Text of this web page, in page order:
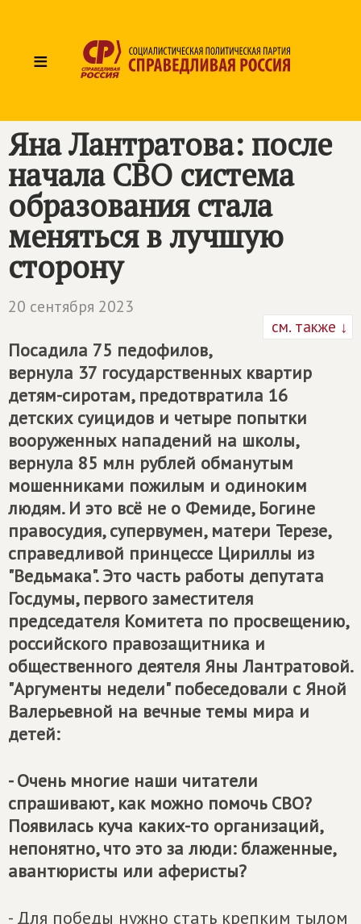
≡
Яна Лантратова: после
начала СВО система
образования стала
меняться в лучшую
сторону
20 сентября 2023
см. также ↓
Посадила 75 педофилов,
вернула 37 государственных квартир
детям-сиротам, предотвратила 16
детских суицидов и четыре попытки
вооруженных нападений на школы,
вернула 85 млн рублей обманутым
мошенниками пожилым и одиноким
людям. И это всё не о Фемиде, Богине
правосудия, супервумен, матери Терезе,
справедливой принцессе Цириллы из
"Ведьмака". Это часть работы депутата
Госдумы, первого заместителя
председателя Комитета по просвещению,
российского правозащитника и
общественного деятеля Яны Лантратовой.
"Аргументы недели" побеседовали с Яной
Валерьевной на вечные темы мира и
детей:
- Очень многие наши читатели
спрашивают, как можно помочь СВО?
Появилась куча каких-то организаций,
непонятно, что это за люди: блаженные,
авантюристы или аферисты?
- Для победы нужно стать крепким тылом